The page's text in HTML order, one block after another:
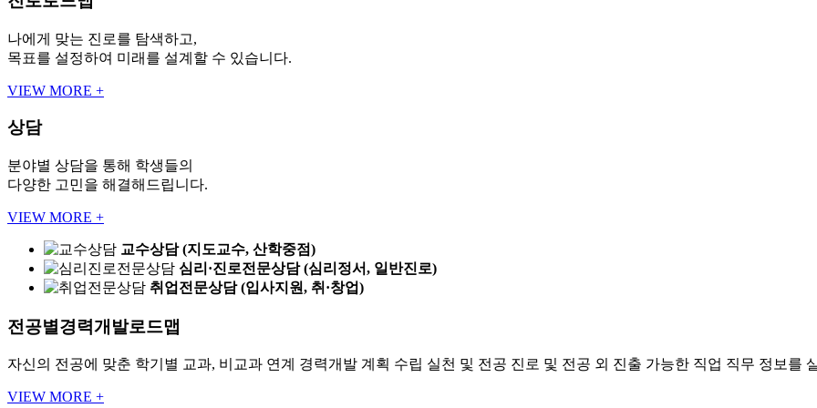
나에게 맞는 진로를 탐색하고,
목표를 설정하여 미래를 설계할 수 있습니다.
VIEW MORE +
상담
분야별 상담을 통해 학생들의
다양한 고민을 해결해드립니다.
VIEW MORE +
교수상담(지도교수, 산학중점)
심리·진로전문상담(심리정서, 일반진로)
취업전문상담(입사지원, 취·창업)
전공별경력개발로드맵
자신의 전공에 맞춘 학기별 교과, 비교과 연계 경력개발 계획 수립 실천 및 전공 진로 및 전공 외 진출 가능한 직업 직무 정보를
VIEW MORE +